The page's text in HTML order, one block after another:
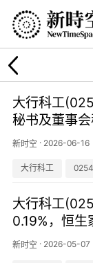
大行科工
秘书及董事
新时空 · 2026-06-16
大行科工
大行科工
0.19%，恒生
块走势分化
新时空 · 2026-05-07